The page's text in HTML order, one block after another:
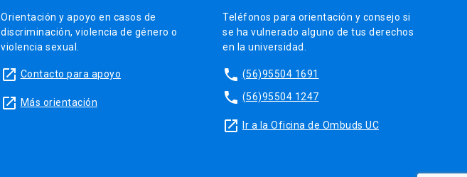
Orientación y apoyo en casos de
discriminación, violencia de género o
violencia sexual.
launch Contacto para apoyo
launch Más orientación
Teléfonos para orientación y consejo si
se ha vulnerado alguno de tus derechos
en la universidad.
phone (56)95504 1691
phone (56)95504 1247
launch Ir a la Oficina de Ombuds UC